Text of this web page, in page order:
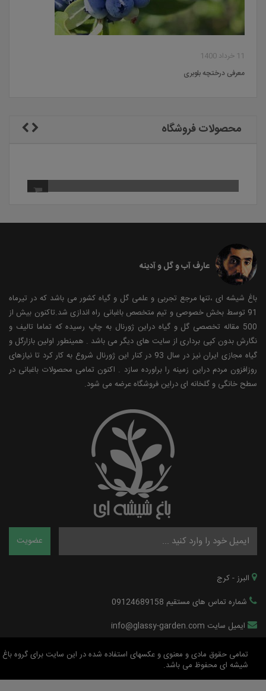
11 خرداد 1400
معرفی درختچه بلوبری
محصولات فروشگاه
عارف آب و گل و آدینه
باغ شیشه ای ،تنها مرجع تجربی و علمی گل و گیاه کشور می باشد که در تیرماه
91 توسط بخش خصوصی و تیم متخصص باغبانی راه اندازی شد.تاکنون بیش از
500 مقاله تخصصی گل و گیاه دراین ژورنال به چاپ رسیده که تماما تالیف و
نگارش بدون کپی برداری از سایت های دیگر می باشد . همینطور اولین بازارگل و
گیاه مجازی ایران نیز در سال 93 در کنار این ژورنال شروع به کار کرد تا نیازهای
روزافزون مردم دراین زمینه را براورده سازد . اکنون تمامی محصولات باغبانی در
سطح خانگی و گلخانه ای دراین فروشگاه عرضه می شود.
البرز - کرج
شماره تماس های مستقیم 09124689158
ایمیل سایت info@glassy-garden.com
تمامی حقوق مادی و معنوی و عکسهای استفاده شده در این سایت برای گروه باغ
شیشه ای محفوظ می باشد.